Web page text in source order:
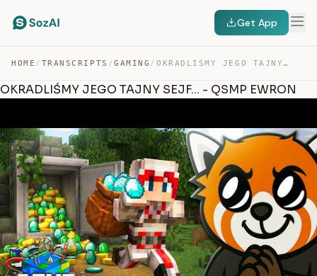
Get App
HOME / TRANSCRIPTS /GAMING / OKRADLIŚMY JEGO TAJNY SEJF… – QSMP EWRON — TRANSCRIPT
OKRADLIŚMY JEGO TAJNY SEJF... - QSMP EWRON